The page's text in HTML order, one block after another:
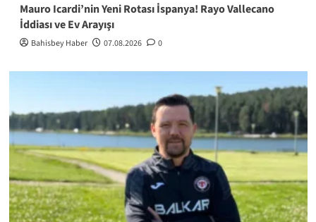
Mauro Icardi’nin Yeni Rotası İspanya! Rayo Vallecano
İddiası ve Ev Arayışı
Bahisbey Haber 07.08.2026 0